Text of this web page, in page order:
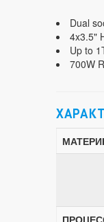
Dual
4x3.5"
Up to
700W